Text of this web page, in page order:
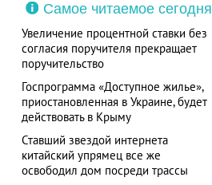
Самое читаемое сегодня
Увеличение процентной ставки без
согласия поручителя прекращает
поручительство
Госпрограмма «Доступное жилье»,
приостановленная в Украине, будет
действовать в Крыму
Ставший звездой интернета
китайский упрямец все же
освободил дом посреди трассы